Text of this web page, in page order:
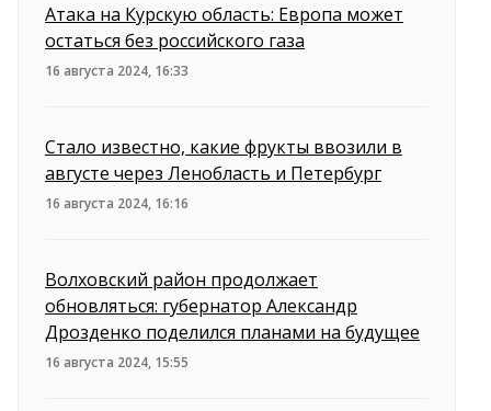
Атака на Курскую область: Европа может
остаться без российского газа
16 августа 2024, 16:33
Стало известно, какие фрукты ввозили в
августе через Ленобласть и Петербург
16 августа 2024, 16:16
Волховский район продолжает
обновляться: губернатор Александр
Дрозденко поделился планами на будущее
16 августа 2024, 15:55